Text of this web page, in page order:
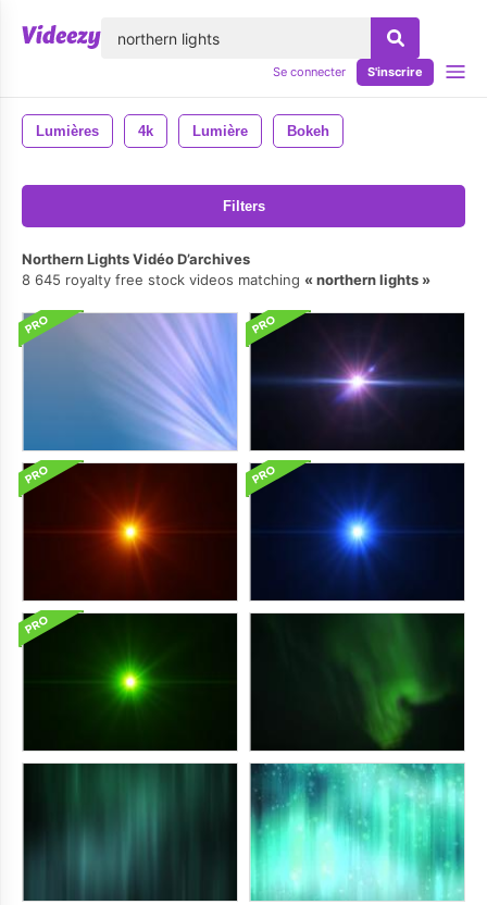
Se connecter S'inscrire
Lumières 4k Lumière Bokeh
Filters
Northern Lights Vidéo D’archives
8 645 royalty free stock videos matching
northern lights